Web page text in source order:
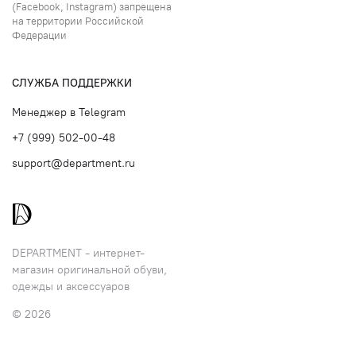
DEPARTMENT - интернет-
магазин оригинальной обуви,
одежды и аксессуаров
© 2026
(Facebook, Instagram) запрещена
на территории Российской
Федерации
СЛУЖБА ПОДДЕРЖКИ
Менеджер в Telegram
+7 (999) 502-00-48
support@department.ru